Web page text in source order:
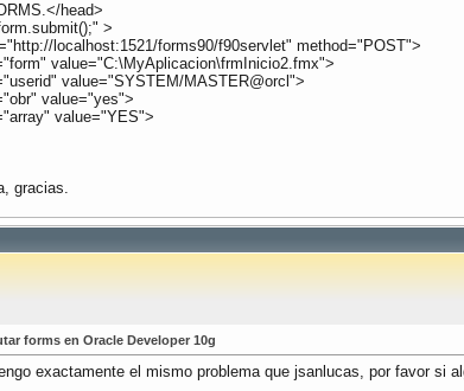
head>
>
localhost:1521/forms90/f90servlet" method="POST">
value="C:\MyAplicacion\frmInicio2.fmx">
value="SYSTEM/MASTER@orcl">
value="yes">
value="YES">
gracias.
forms en Oracle Developer 10g
exactamente el mismo problema que jsanlucas, por favor si